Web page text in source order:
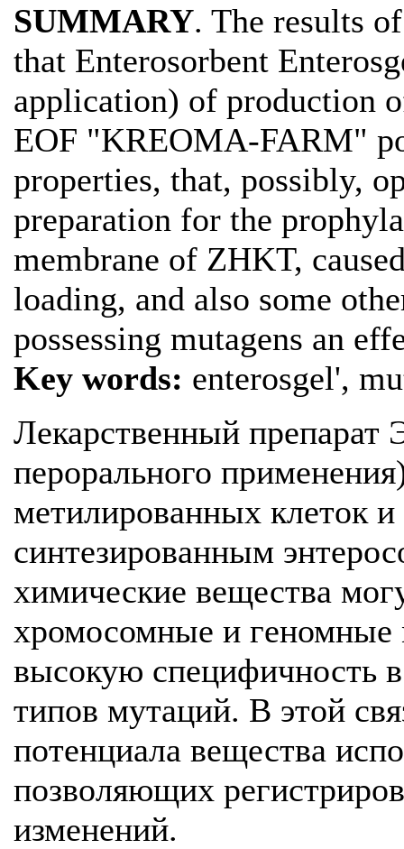
SUMMARY. The results
that Enterosorbent
application) of production
EOF "KREOMA-FARM"
properties, that, possibly,
preparation for the
membrane of ZHKT,
loading, and also some
possessing mutagens an
Key words: еnterosgel',
Лекарственный препарат
перорального
метилированных клеток и
синтезированным
химические вещества
хромосомные и геномные
высокую специфичность
типов мутаций. В этой
потенциала вещества
позволяющих
изменений.